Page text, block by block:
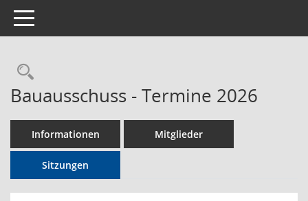
Toggle navigation
Rechercheauswahl
Bauausschuss - Termine 2026
Informationen Mitglieder
Sitzungen